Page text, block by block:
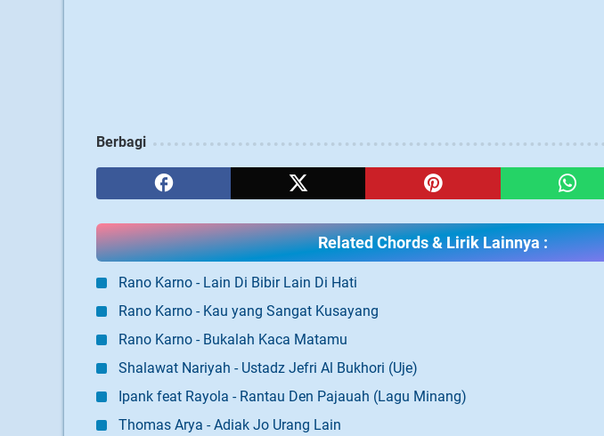
Berbagi
Related Chords & Lirik Lainnya :
Rano Karno - Lain Di Bibir Lain Di Hati
Rano Karno - Kau yang Sangat Kusayang
Rano Karno - Bukalah Kaca Matamu
Shalawat Nariyah - Ustadz Jefri Al Bukhori (Uje)
Ipank feat Rayola - Rantau Den Pajauah (Lagu Minang)
Thomas Arya - Adiak Jo Urang Lain